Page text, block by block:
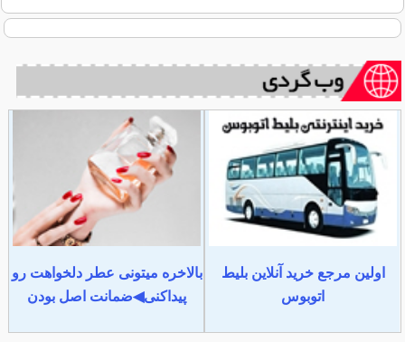
اولین مرجع خرید آنلاین بلیط
اتوبوس
بالاخره میتونی عطر دلخواهت رو
پیداکنی◀ضمانت اصل بودن